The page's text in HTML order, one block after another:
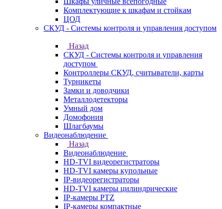
Комплектующие к шкафам и стойкам
ЦОД
СКУД - Системы контроля и управления доступом
Назад
СКУД - Системы контроля и управления
доступом
Контроллеры СКУД, считыватели, карты
Турникеты
Замки и доводчики
Металлодетекторы
Умный дом
Домофония
Шлагбаумы
Видеонаблюдение
Назад
Видеонаблюдение
HD-TVI видеорегистраторы
HD-TVI камеры купольные
IP-видеорегистраторы
HD-TVI камеры цилиндрические
IP-камеры PTZ
IP-камеры компактные